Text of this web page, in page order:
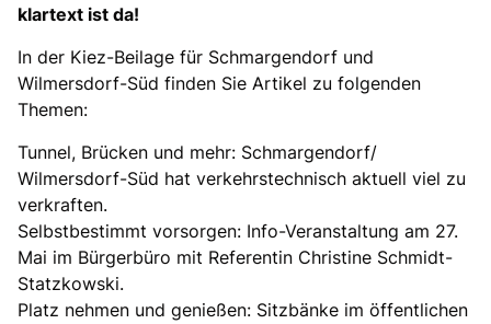
klartext ist da!
In der Kiez-Beilage für Schmargendorf und
Wilmersdorf-Süd finden Sie Artikel zu folgenden
Themen:
Tunnel, Brücken und mehr: Schmargendorf/
Wilmersdorf-Süd hat verkehrstechnisch aktuell viel zu
verkraften.
Selbstbestimmt vorsorgen: Info-Veranstaltung am 27.
Mai im Bürgerbüro mit Referentin Christine Schmidt-
Statzkowski.
Platz nehmen und genießen: Sitzbänke im öffentlichen